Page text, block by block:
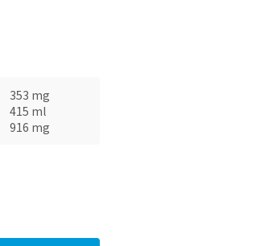
353 mg
415 ml
916 mg